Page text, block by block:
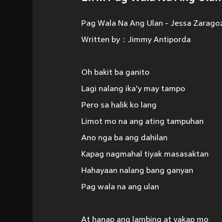
Pag Wala Na Ang Ulan - Jessa
Written by：Jimmy Antiporda
Oh bakit ba ganito
Lagi nalang ika'y may tampo
Pero sa halik ko lang
Limot mo na ang ating tampuhan
Ano nga ba ang dahilan
Kapag nagmahal tiyak masasaktan
Hahayaan nalang bang ganyan
Pag wala na ang ulan
At hanap ang lambing at yakap mo